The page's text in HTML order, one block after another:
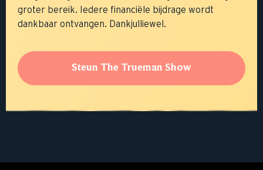
groter bereik. Iedere financiële bijdrage wordt
dankbaar ontvangen. Dankjulliewel.
Steun The Trueman Show